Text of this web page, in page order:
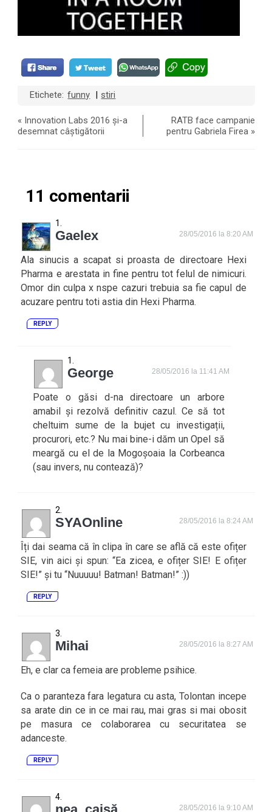
Etichete: funny stiri
« Innovation Labs 2016 și-a
desemnat câștigătorii
RATB face campanie
pentru Gabriela Firea »
11 comentarii
Gaelex 28/05/2016 la 8:20 AM
Ala sinucis a scapat si proasta de directoare Hexi
Pharma e arestata in fine pentru tot felul de nimicuri.
Omor din culpa x nspe cazuri trebuia sa fie capul de
acuzare pentru toti astia din Hexi Pharma.
REPLY
George 28/05/2016 la 11:41 AM
Poate o găsi d-na directoare un arbore
amabil și rezolvă definitiv cazul. Ce să tot
cheltuim sume de la bujet cu investigații,
procurori, etc.? Nu mai bine-i dăm un Opel să
meargă cu el de la Mogoșoaia la Corbeanca
(sau invers, nu contează)?
SYAOnline 28/05/2016 la 8:24 AM
Îți dai seama că în clipa în care se află că este ofițer
SIE, vin aici și spun: “Ea zicea, e ofițer SIE! E ofițer
SIE!” și tu “Nuuuuu! Batman! Batman!” :))
REPLY
Mihai 28/05/2016 la 8:27 AM
Eh, e clar ca femeia are probleme psihice.
Ca o paranteza fara legatura cu asta, Tolontan incepe
sa arate din ce in ce mai rau, mai gras si mai obosit
pe masura ce colaborarea cu securitatea se
adanceste.
REPLY
28/05/2016 la 9:10 AM